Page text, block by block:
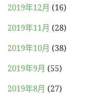
2019年12月 (16)
2019年11月 (28)
2019年10月 (38)
2019年9月 (55)
2019年8月 (27)